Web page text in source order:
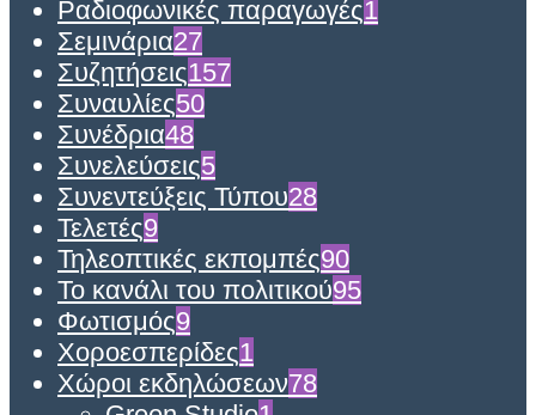
Ραδιοφωνικές παραγωγές1
Σεμινάρια27
Συζητήσεις157
Συναυλίες50
Συνέδρια48
Συνελεύσεις5
Συνεντεύξεις Τύπου28
Τελετές9
Τηλεοπτικές εκπομπές90
Το κανάλι του πολιτικού95
Φωτισμός9
Χοροεσπερίδες1
Χώροι εκδηλώσεων78